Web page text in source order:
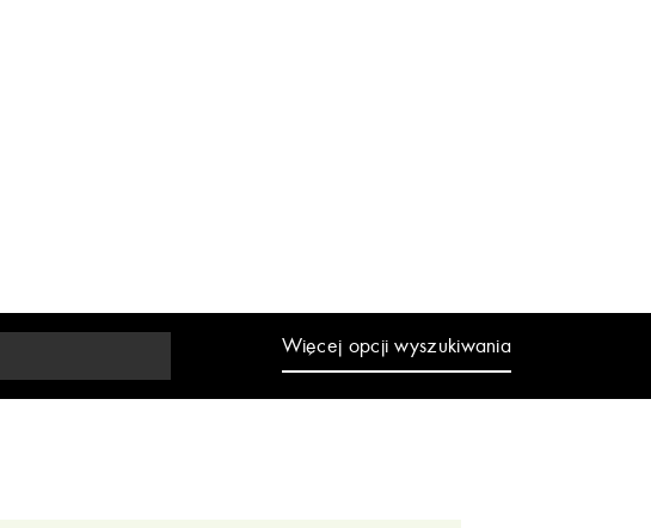
Więcej opcji wyszukiwania